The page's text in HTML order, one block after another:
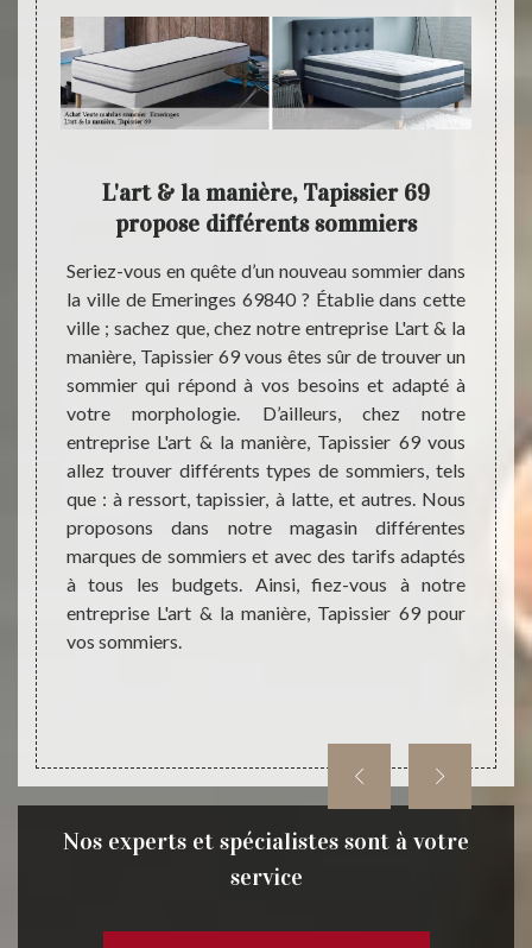
:
;
& la
des
la
de
à
pour
L'art & la manière, Tapissier 69
propose différents sommiers
Seriez-vous en quête d’un nouveau sommier dans
la ville de Emeringes 69840 ? Établie dans cette
ville ; sachez que, chez notre entreprise L'art & la
manière, Tapissier 69 vous êtes sûr de trouver un
sommier qui répond à vos besoins et adapté à
votre morphologie. D’ailleurs, chez notre
entreprise L'art & la manière, Tapissier 69 vous
allez trouver différents types de sommiers, tels
que : à ressort, tapissier, à latte, et autres. Nous
proposons dans notre magasin différentes
marques de sommiers et avec des tarifs adaptés
à tous les budgets. Ainsi, fiez-vous à notre
entreprise L'art & la manière, Tapissier 69 pour
vos sommiers.
est
des
chez
en
Nos experts et spécialistes sont à votre
service